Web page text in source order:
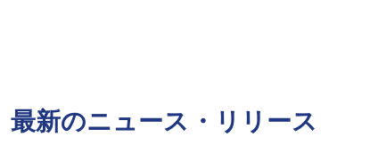
最新のニュース・リリース